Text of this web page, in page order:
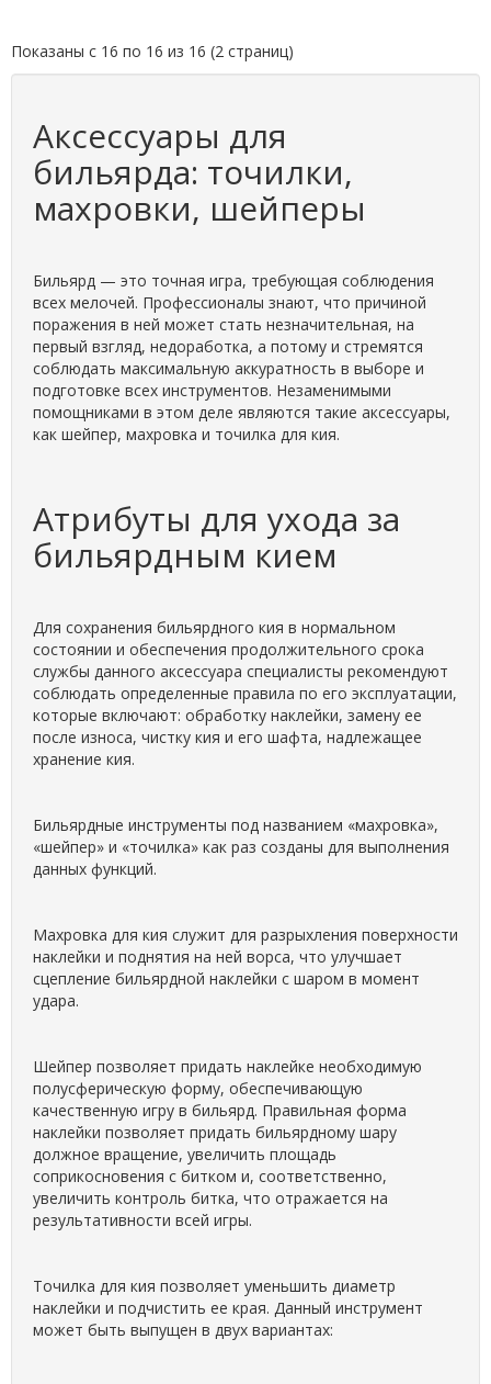
Показаны с 16 по 16 из 16 (2 страниц)
Аксессуары для
бильярда: точилки,
махровки, шейперы
Бильярд — это точная игра, требующая соблюдения
всех мелочей. Профессионалы знают, что причиной
поражения в ней может стать незначительная, на
первый взгляд, недоработка, а потому и стремятся
соблюдать максимальную аккуратность в выборе и
подготовке всех инструментов. Незаменимыми
помощниками в этом деле являются такие аксессуары,
как шейпер, махровка и точилка для кия.
Атрибуты для ухода за
бильярдным кием
Для сохранения бильярдного кия в нормальном
состоянии и обеспечения продолжительного срока
службы данного аксессуара специалисты рекомендуют
соблюдать определенные правила по его эксплуатации,
которые включают: обработку наклейки, замену ее
после износа, чистку кия и его шафта, надлежащее
хранение кия.
Бильярдные инструменты под названием «махровка»,
«шейпер» и «точилка» как раз созданы для выполнения
данных функций.
Махровка для кия служит для разрыхления поверхности
наклейки и поднятия на ней ворса, что улучшает
сцепление бильярдной наклейки с шаром в момент
удара.
Шейпер позволяет придать наклейке необходимую
полусферическую форму, обеспечивающую
качественную игру в бильярд. Правильная форма
наклейки позволяет придать бильярдному шару
должное вращение, увеличить площадь
соприкосновения с битком и, соответственно,
увеличить контроль битка, что отражается на
результативности всей игры.
Точилка для кия позволяет уменьшить диаметр
наклейки и подчистить ее края. Данный инструмент
может быть выпущен в двух вариантах: